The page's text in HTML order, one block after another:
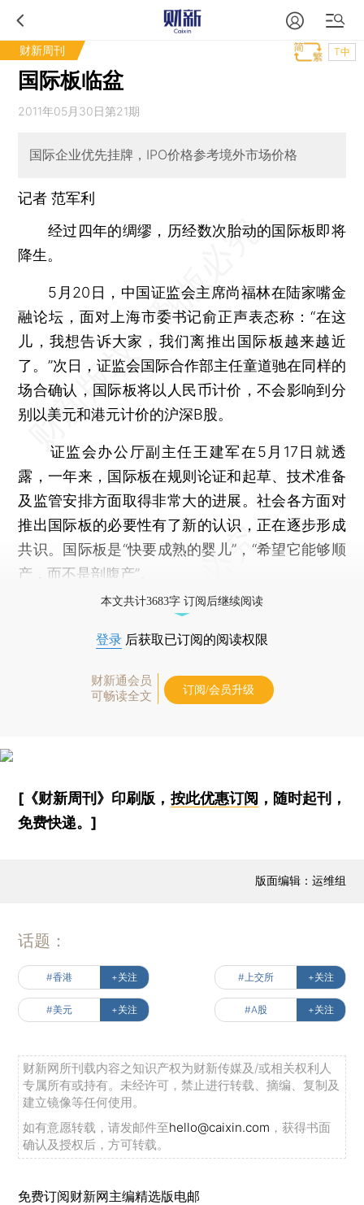
财新周刊 T中
国际板临盆
2011年05月30日第21期
国际企业优先挂牌，IPO价格参考境外市场价格
记者 范军利
经过四年的绸缪，历经数次胎动的国际板即将
降生。
5月20日，中国证监会主席尚福林在陆家嘴金
融论坛，面对上海市委书记俞正声表态称：“在这
儿，我想告诉大家，我们离推出国际板越来越近
了。”次日，证监会国际合作部主任童道驰在同样的
场合确认，国际板将以人民币计价，不会影响到分
别以美元和港元计价的沪深B股。
证监会办公厅副主任王建军在5月17日就透
露，一年来，国际板在规则论证和起草、技术准备
及监管安排方面取得非常大的进展。社会各方面对
推出国际板的必要性有了新的认识，正在逐步形成
共识。国际板是“快要成熟的婴儿”，“希望它能够顺
产，而不是剖腹产”。
本文共计3683字 订阅后继续阅读
登录 后获取已订阅的阅读权限
财新通会员
可畅读全文
订阅/会员升级
[《财新周刊》印刷版， 按此优惠订阅 ，随时起刊，
免费快递。]
版面编辑：运维组
话题：
#香港 +关注 #上交所 +关注
#美元 +关注 #A股 +关注
财新网所刊载内容之知识产权为财新传媒及/或相关权利人
专属所有或持有。未经许可，禁止进行转载、摘编、复制及
建立镜像等任何使用。
如有意愿转载，请发邮件至hello@caixin.com ，获得书面
确认及授权后，方可转载。
免费订阅财新网主编精选版电邮